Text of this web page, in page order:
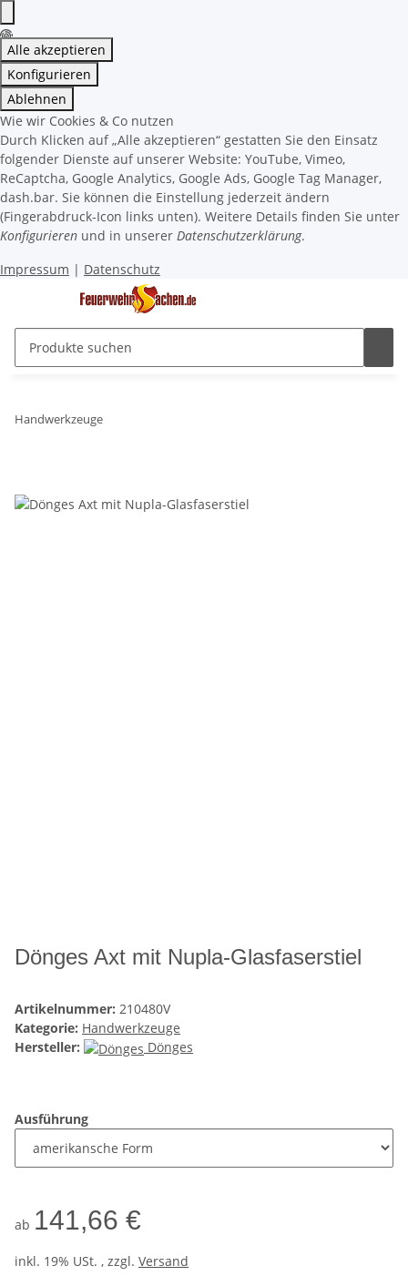
Alle akzeptieren
Konfigurieren
Ablehnen
Wie wir Cookies & Co nutzen
Durch Klicken auf „Alle akzeptieren“ gestatten Sie den Einsatz
folgender Dienste auf unserer Website: YouTube, Vimeo,
ReCaptcha, Google Analytics, Google Ads, Google Tag Manager,
dash.bar. Sie können die Einstellung jederzeit ändern
(Fingerabdruck-Icon links unten). Weitere Details finden Sie unter
Konfigurieren und in unserer Datenschutzerklärung.
Impressum | Datenschutz
Handwerkzeuge
Dönges Axt mit Nupla-Glasfaserstiel
Artikelnummer: 210480V
Kategorie: Handwerkzeuge
Hersteller:
Dönges
Ausführung
ab 141,66 €
inkl. 19% USt. , zzgl. Versand